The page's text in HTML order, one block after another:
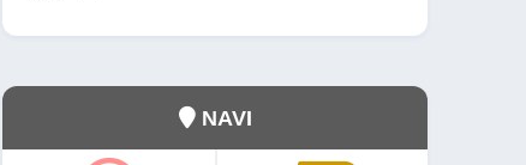
NAVI